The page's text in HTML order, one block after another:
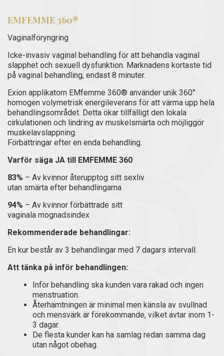
EMFEMME 360®
Vaginalföryngring
Icke-invasiv vaginal behandling för att behandla vaginal
slapphet och sexuell dysfunktion. Marknadens kortaste tid
på vaginal behandling, endast 8 minuter.
Exion applikatorn EMfemme 360® använder unik 360°
homogen volymetrisk energileverans för att värma upp hela
behandlingsområdet. Detta ökar tillfälligt den lokala
cirkulationen och lindring av muskelsmärta och möjliggör
muskelavslappning.
Förbättringar efter en enda behandling.
Varför säga JA till EMFEMME 360
83% – Av kvinnor återupptog sitt sexliv
utan smärta efter behandlingarna
94% – Av kvinnor förbättrade sitt
vaginala mognadsindex
Rekommenderade behandlingar:
En kur består av 3 behandlingar med 7 dagars intervall.
Att tänka på inför behandlingen:
Inför behandling ska kunden vara rakad och ingen
menstruation.
Återhämtningen är minimal men känsla av svullnad
och mensvärk är förekommande, vilket avtar inom 1-
3 dagar.
De flesta kunder kan ha samlag redan samma dag
utan något obehag.